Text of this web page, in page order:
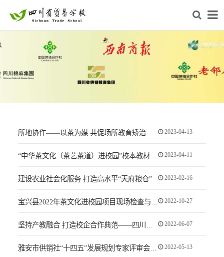
2023-04-13
2023-04-11
建设农业社会化服务 打造高水平“天府粮仓” 2023-02-16
2022-10-27
2022-06-07
2022-05-13